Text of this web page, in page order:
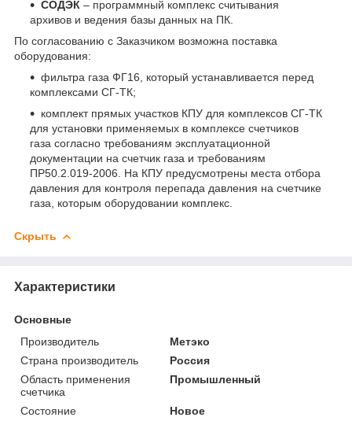
СОДЭК – программный комплекс считывания
архивов и ведения базы данных на ПК.
По согласованию с Заказчиком возможна поставка
оборудования:
фильтра газа ФГ16, который устанавливается перед
комплексами СГ-ТК;
комплект прямых участков КПУ для комплексов СГ-ТК
для установки применяемых в комплексе счетчиков
газа согласно требованиям эксплуатационной
документации на счетчик газа и требованиям
ПР50.2.019-2006. На КПУ предусмотрены места отбора
давления для контроля перепада давления на счетчике
газа, которым оборудовании комплекс.
Скрыть
Характеристики
Основные
Производитель
Метэко
Страна производитель
Россия
Область применения
счетчика
Промышленный
Состояние Новое